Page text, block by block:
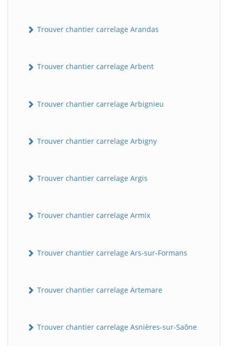
Trouver chantier carrelage Arandas
Trouver chantier carrelage Arbent
Trouver chantier carrelage Arbignieu
Trouver chantier carrelage Arbigny
Trouver chantier carrelage Argis
Trouver chantier carrelage Armix
Trouver chantier carrelage Ars-sur-Formans
Trouver chantier carrelage Artemare
Trouver chantier carrelage Asnières-sur-Saône